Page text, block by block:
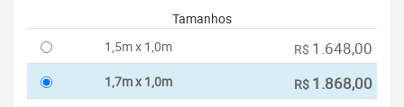
Tamanhos
1,5m x 1,0m
R$ 1.648,00
1,7m x 1,0m R$ 1.868,00